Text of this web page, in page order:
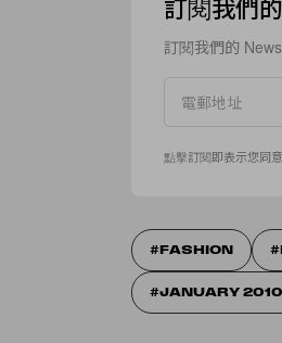
訂閱我們的
點擊訂閱即表示您同
FASHION
JANUARY